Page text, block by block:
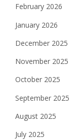
February 2026
January 2026
December 2025
November 2025
October 2025
September 2025
August 2025
July 2025